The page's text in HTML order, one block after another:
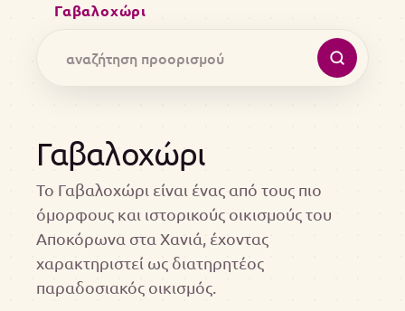
Γαβαλοχώρι
Γαβαλοχώρι
Το Γαβαλοχώρι είναι ένας από τους πιο
όμορφους και ιστορικούς οικισμούς του
Αποκόρωνα στα Χανιά, έχοντας
χαρακτηριστεί ως διατηρητέος
παραδοσιακός οικισμός.